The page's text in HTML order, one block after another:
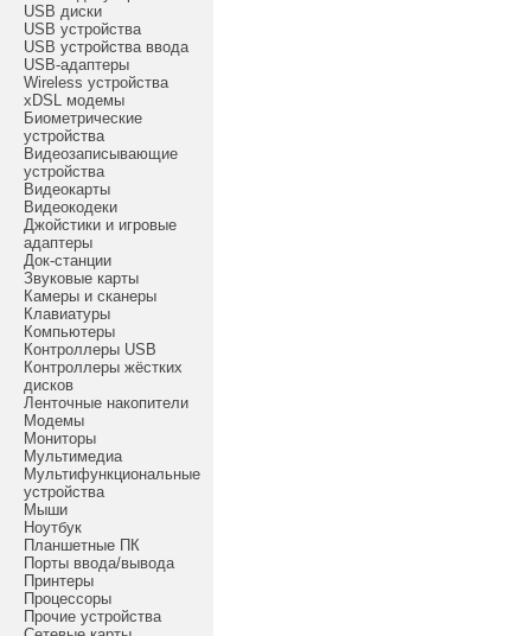
USB диски
USB устройства
USB устройства ввода
USB-адаптеры
Wireless устройства
xDSL модемы
Биометрические
устройства
Видеозаписывающие
устройства
Видеокарты
Видеокодеки
Джойстики и игровые
адаптеры
Док-станции
Звуковые карты
Камеры и сканеры
Клавиатуры
Компьютеры
Контроллеры USB
Контроллеры жёстких
дисков
Ленточные накопители
Модемы
Мониторы
Мультимедиа
Мультифункциональные
устройства
Мыши
Ноутбук
Планшетные ПК
Порты ввода/вывода
Принтеры
Процессоры
Прочие устройства